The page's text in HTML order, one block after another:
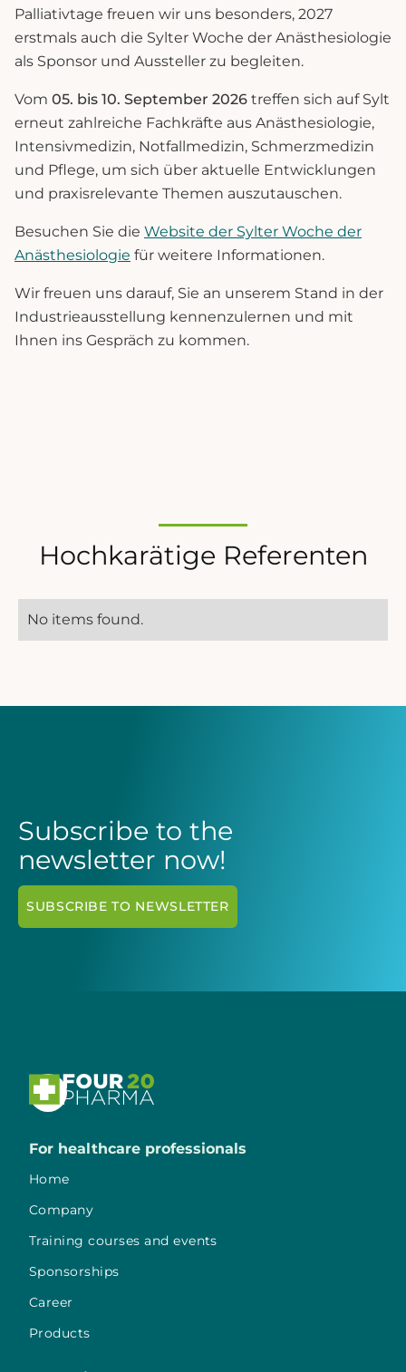
Palliativtage freuen wir uns besonders, 2027
erstmals auch die Sylter Woche der Anästhesiologie
als Sponsor und Aussteller zu begleiten.
Vom 05. bis 10. September 2026 treffen sich auf Sylt
erneut zahlreiche Fachkräfte aus Anästhesiologie,
Intensivmedizin, Notfallmedizin, Schmerzmedizin
und Pflege, um sich über aktuelle Entwicklungen
und praxisrelevante Themen auszutauschen.
Besuchen Sie die Website der Sylter Woche der
Anästhesiologie für weitere Informationen.
Wir freuen uns darauf, Sie an unserem Stand in der
Industrieausstellung kennenzulernen und mit
Ihnen ins Gespräch zu kommen.
Hochkarätige Referenten
No items found.
Subscribe to the
newsletter now!
SUBSCRIBE TO NEWSLETTER

For healthcare professionals
Home
Company
Training courses and events
Sponsorships
Career
Products